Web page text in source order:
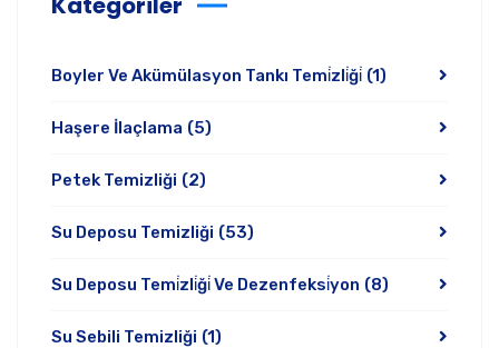
Boyler Ve Akümülasyon Tankı Temi̇zli̇ği̇ (1)
Haşere İlaçlama (5)
Petek Temizliği (2)
Su Deposu Temizliği (53)
Su Deposu Temi̇zli̇ği̇ Ve Dezenfeksi̇yon (8)
Su Sebili Temizliği (1)